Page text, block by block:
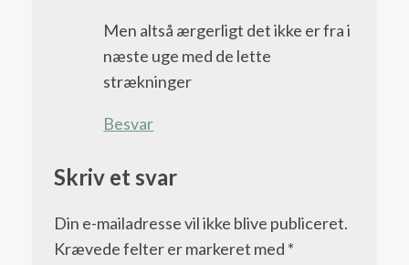
Men altså ærgerligt det ikke er fra i
næste uge med de lette
strækninger
Besvar
Skriv et svar
Din e-mailadresse vil ikke blive publiceret.
Krævede felter er markeret med *